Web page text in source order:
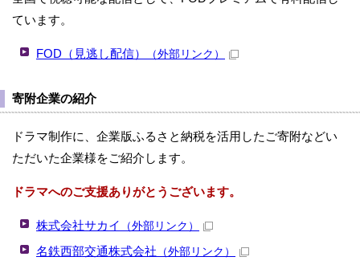
ています。
FOD（見逃し配信） （外部リンク）
寄附企業の紹介
ドラマ制作に、企業版ふるさと納税を活用したご寄附などい
ただいた企業様をご紹介します。
ドラマへのご支援ありがとうございます。
株式会社サカイ （外部リンク）
名鉄西部交通株式会社 （外部リンク）